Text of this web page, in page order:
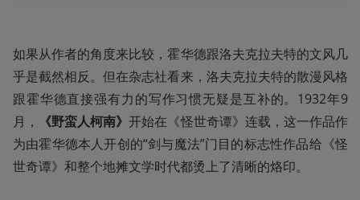
如果从作者的角度来比较，霍华德跟洛夫克拉夫特的文风几
乎是截然相反。但在杂志社看来，洛夫克拉夫特的散漫风格
跟霍华德直接强有力的写作习惯无疑是互补的。1932年9
月，
《野蛮人柯南》开始在《怪世奇谭》连载，这一作品作
为由霍华德本人开创的“剑与魔法”门目的标志性作品给《怪
世奇谭》和整个地摊文学时代都烫上了清晰的烙印。